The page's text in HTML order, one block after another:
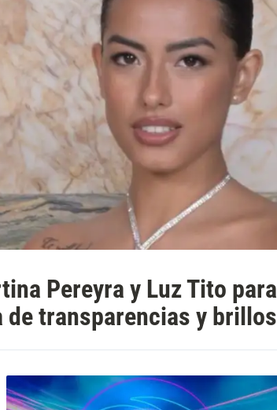
Pereyra y Luz Tito para
de transparencias y brillos